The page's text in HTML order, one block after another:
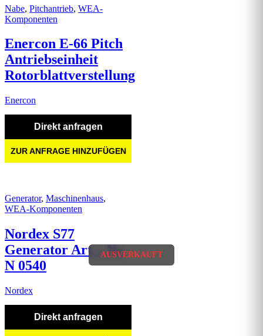
Nabe, Pitchantrieb, WEA-
Komponenten
Enercon E-66 Pitch
Antriebseinheit
Rotorblattverstellung
Enercon
Direkt anfragen
ZUR ANFRAGE HINZUFÜGEN
Generator, Maschinenhaus,
WEA-Komponenten
Nordex S77
Generator Art – Nr.
N 0540
Nordex
Direkt anfragen
AUSVERKAUFT